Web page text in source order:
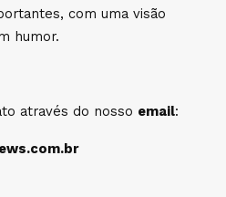
com uma visão
humor.
através do nosso email: